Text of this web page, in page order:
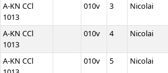
A-KN CCl
1013
010v 3 Nicolai
A-KN CCl
1013
010v 4 Nicolai
A-KN CCl
010v 5 Nicolai